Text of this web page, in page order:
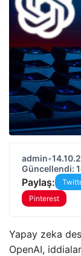
admin•
Güncellendi:
Paylaş:
Pinterest
Yapay zeka
OpenAI,